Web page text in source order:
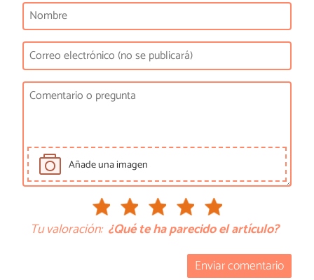
Añade una imagen
Tu valoración: ¿Qué te ha parecido el artículo?
Enviar comentario